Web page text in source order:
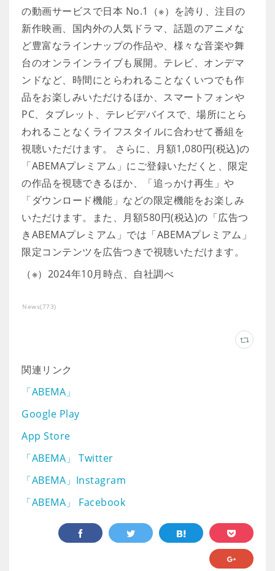
の動画サービスで日本 No.1（※）を誇り、注目の
新作映画、国内外の人気ドラマ、話題のアニメな
ど豊富なラインナップの作品や、様々な音楽や舞
台のオンラインライブも展開。テレビ、オンデマ
ンドなど、時間にとらわれることなくいつでも作
品をお楽しみいただけるほか、スマートフォンや
PC、タブレット、テレビデバイスで、場所にとら
われることなくライフスタイルに合わせて番組を
視聴いただけます。 さらに、月額1,080円(税込)の
「ABEMAプレミアム」にご登録いただくと、限定
の作品を視聴できるほか、「追っかけ再生」や
「ダウンロード機能」などの限定機能をお楽しみ
いただけます。また、月額580円(税込)の「広告つ
きABEMAプレミアム」では「ABEMAプレミアム」
限定コンテンツを広告つきで視聴いただけます。
（※）2024年10月時点、自社調べ
News(773)
関連リンク
「ABEMA」
Google Play
App Store
「ABEMA」 Twitter
「ABEMA」Instagram
「ABEMA」 Facebook